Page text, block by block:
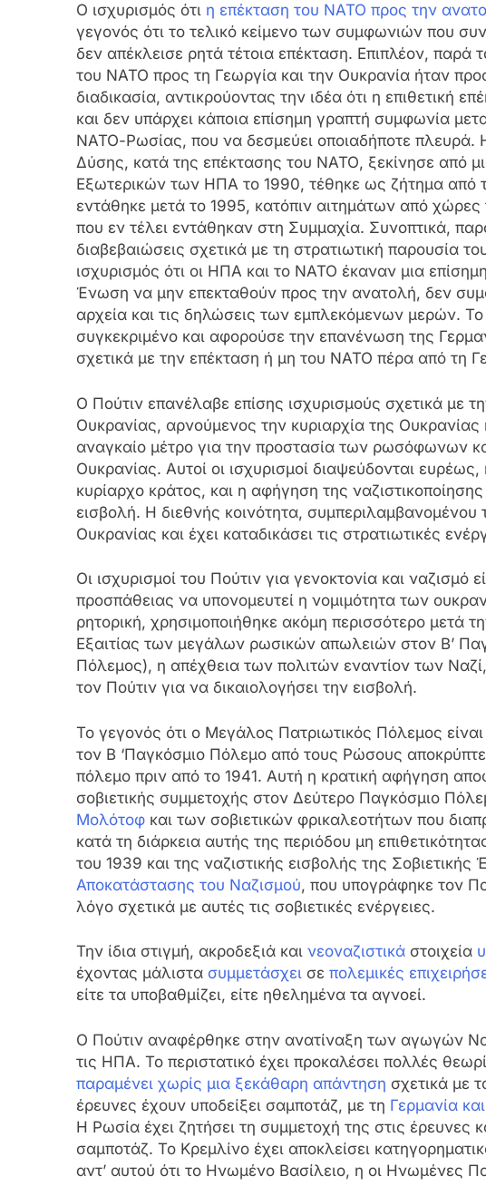
Ο ισχυρισμός ότι η επέκταση του ΝΑΤΟ προς την
γεγονός ότι το τελικό κείμενο των συμφωνιών που
δεν απέκλεισε ρητά τέτοια επέκταση. Επιπλέον, παρά
του ΝΑΤΟ προς τη Γεωργία και την Ουκρανία ήταν
διαδικασία, αντικρούοντας την ιδέα ότι η επιθετική
και δεν υπάρχει κάποια επίσημη γραπτή συμφωνία
ΝΑΤΟ-Ρωσίας, που να δεσμεύει οποιαδήποτε πλευρά.
Δύσης, κατά της επέκτασης του ΝΑΤΟ, ξεκίνησε από
Εξωτερικών των ΗΠΑ το 1990, τέθηκε ως ζήτημα από
εντάθηκε μετά το 1995, κατόπιν αιτημάτων από
που εν τέλει εντάθηκαν στη Συμμαχία. Συνοπτικά,
διαβεβαιώσεις σχετικά με τη στρατιωτική παρουσία
ισχυρισμός ότι οι ΗΠΑ και το ΝΑΤΟ έκαναν μια
Ένωση να μην επεκταθούν προς την ανατολή, δεν
αρχεία και τις δηλώσεις των εμπλεκόμενων μερών.
συγκεκριμένο και αφορούσε την επανένωση της
σχετικά με την επέκταση ή μη του ΝΑΤΟ πέρα από τη
Ο Πούτιν επανέλαβε επίσης ισχυρισμούς σχετικά με
Ουκρανίας, αρνούμενος την κυριαρχία της
αναγκαίο μέτρο για την προστασία των ρωσόφωνων
Ουκρανίας. Αυτοί οι ισχυρισμοί διαψεύδονται
κυρίαρχο κράτος, και η αφήγηση της
εισβολή. Η διεθνής κοινότητα,
Ουκρανίας και έχει καταδικάσει τις στρατιωτικές
Οι ισχυρισμοί του Πούτιν για γενοκτονία και ναζισμό
προσπάθειας να υπονομευτεί η νομιμότητα των
ρητορική, χρησιμοποιήθηκε ακόμη περισσότερο μετά
Εξαιτίας των μεγάλων ρωσικών απωλειών στον Β’
Πόλεμος), η απέχθεια των πολιτών εναντίον των
τον Πούτιν για να δικαιολογήσει την εισβολή.
Το γεγονός ότι ο Μεγάλος Πατριωτικός Πόλεμος
τον Β ‘Παγκόσμιο Πόλεμο από τους Ρώσους
πόλεμο πριν από το 1941. Αυτή η κρατική αφήγηση
σοβιετικής συμμετοχής στον Δεύτερο Παγκόσμιο
Μολότοφ και των σοβιετικών φρικαλεοτήτων που
κατά τη διάρκεια αυτής της περιόδου μη
του 1939 και της ναζιστικής εισβολής της
Αποκατάστασης του Ναζισμού, που υπογράφηκε τον
λόγο σχετικά με αυτές τις σοβιετικές ενέργειες.
Την ίδια στιγμή, ακροδεξιά και νεοναζιστικά στοιχεία
έχοντας μάλιστα συμμετάσχει σε πολεμικές
είτε τα υποβαθμίζει, είτε ηθελημένα τα αγνοεί.
O Πούτιν αναφέρθηκε στην ανατίναξη των αγωγών
τις ΗΠΑ. Το περιστατικό έχει προκαλέσει πολλές
παραμένει χωρίς μια ξεκάθαρη απάντηση σχετικά με
έρευνες έχουν υποδείξει σαμποτάζ, με τη Γερμανία
Η Ρωσία έχει ζητήσει τη συμμετοχή της στις έρευνες
σαμποτάζ. Το Κρεμλίνο έχει αποκλείσει
αντ’ αυτού ότι το Ηνωμένο Βασίλειο, η οι Ηνωμένες